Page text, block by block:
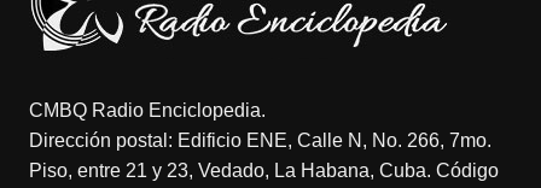
CMBQ Radio Enciclopedia.
Dirección postal: Edificio ENE, Calle N, No. 266, 7mo.
Piso, entre 21 y 23, Vedado, La Habana, Cuba. Código